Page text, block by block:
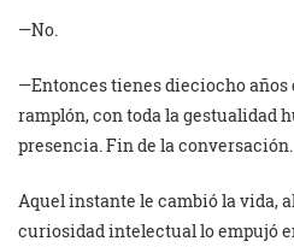
—No.
—Entonces tienes dieciocho
ramplón, con toda la gestualidad
presencia. Fin de la conversación.
Aquel instante le cambió la vida,
curiosidad intelectual lo empujó